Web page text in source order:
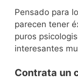
Pensado para
parecen tener
puros
interesantes
Contrata un